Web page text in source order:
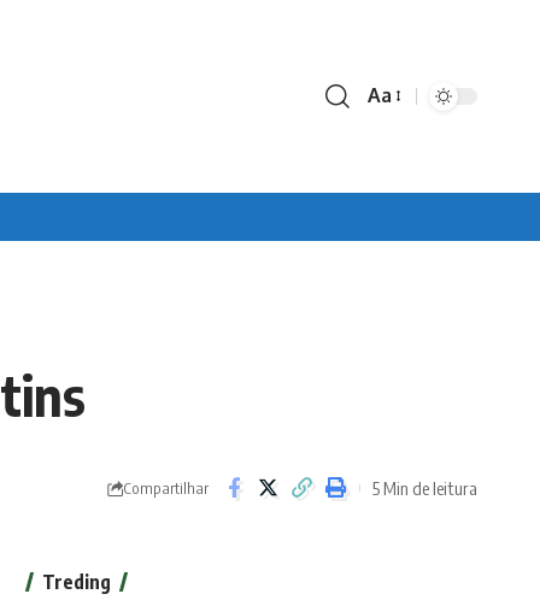
Font
Aa
Compartilhar 5 Min de leitura
Treding